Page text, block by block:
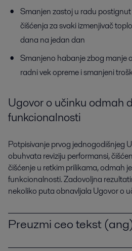
Smanjen zastoj u radu
čišćenja za svaki izmenjivač
dana na jedan dan
Smanjeno habanje zbog manje
radni vek opreme i smanjeni
Ugovor o učinku odmah
funkcionalnosti
Potpisivanje prvog jednogodišnjeg
obuhvata reviziju performansi,
čišćenje u retkim prilikama, odmah
funkcionalnosti. Zadovoljna
nekoliko puta obnavljala Ugovor o
Preuzmi ceo tekst